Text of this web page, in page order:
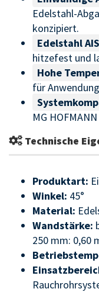
Edelstahl-
konzipiert.
Edelstahl
hitzefest und
Hohe
für
MG
Technische
Produktart:
Winkel: 45°
Material:
Wandstärke:
250 mm: 0,60